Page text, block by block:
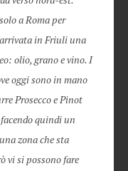
a Roma per
in Friuli una
olio, grano e vino. I
oggi sono in mano
Prosecco e Pinot
quindi un
zona che sta
vi si possono fare